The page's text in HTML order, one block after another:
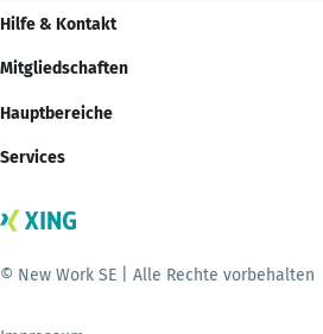
Hilfe & Kontakt
Mitgliedschaften
Hauptbereiche
Services
© New Work SE | Alle Rechte vorbehalten